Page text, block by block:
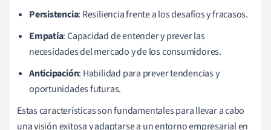
Persistencia: Resiliencia frente a los desafíos y fracasos.
Empatía: Capacidad de entender y prever las
necesidades del mercado y de los consumidores.
Anticipación: Habilidad para prever tendencias y
oportunidades futuras.
Estas características son fundamentales para llevar a cabo
una visión exitosa y adaptarse a un entorno empresarial en